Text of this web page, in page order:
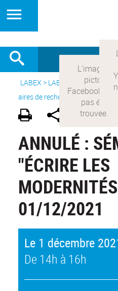
LABEX > LABEX COMOD>
aires de recherche> Modernités
ANNULÉ :
"ÉCRIRE LES
01/12/2021
Le 1 décembre
De 14h à 16h